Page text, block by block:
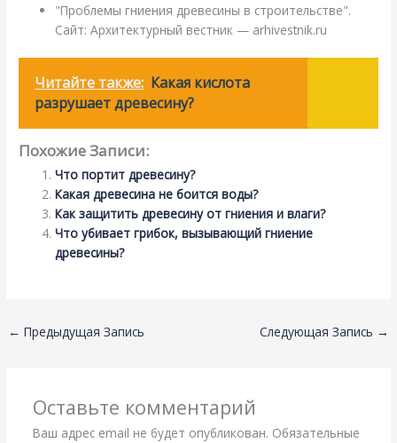
"Проблемы гниения древесины в строительстве".
Сайт: Архитектурный вестник — arhivestnik.ru
Читайте также: Какая кислота
разрушает древесину?
Похожие Записи:
Что портит древесину?
Какая древесина не боится воды?
Как защитить древесину от гниения и влаги?
Что убивает грибок, вызывающий гниение
древесины?
← Предыдущая Запись Следующая Запись →
Оставьте комментарий
Ваш адрес email не будет опубликован. Обязательные